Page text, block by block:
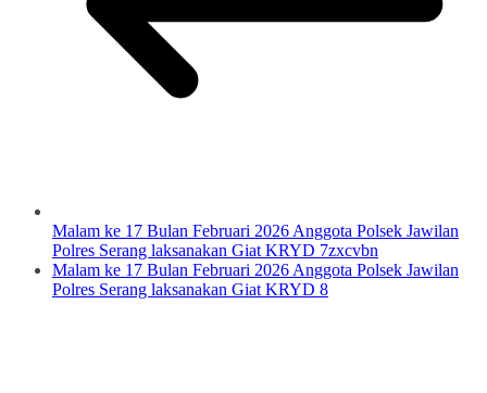
Malam ke 17 Bulan Februari 2026 Anggota Polsek Jawilan
Polres Serang laksanakan Giat KRYD 7zxcvbn
Malam ke 17 Bulan Februari 2026 Anggota Polsek Jawilan
Polres Serang laksanakan Giat KRYD 8